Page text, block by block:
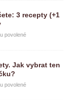
3 recepty (+1
povolené
Jak vybrat ten
povolené